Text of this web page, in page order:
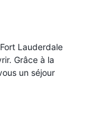
Lauderdale
Grâce à la
un séjour